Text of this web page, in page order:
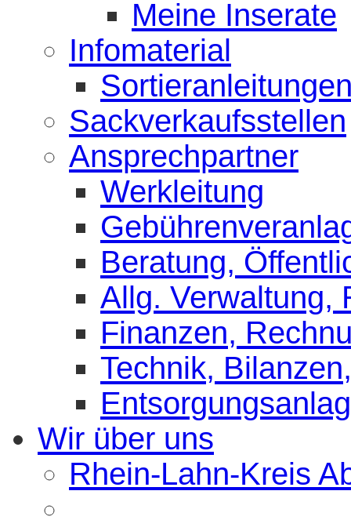
Meine Inserate
Infomaterial
Sackverkaufsstellen
Ansprechpartner
Werkleitung
Beratung,
Allg. Verwaltung,
Finanzen,
Technik,
Wir über uns
Rhein-Lahn-Kreis